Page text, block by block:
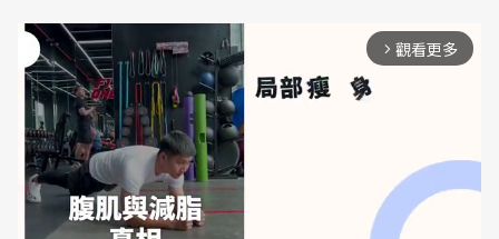
arrow_forward_ios 觀看更多